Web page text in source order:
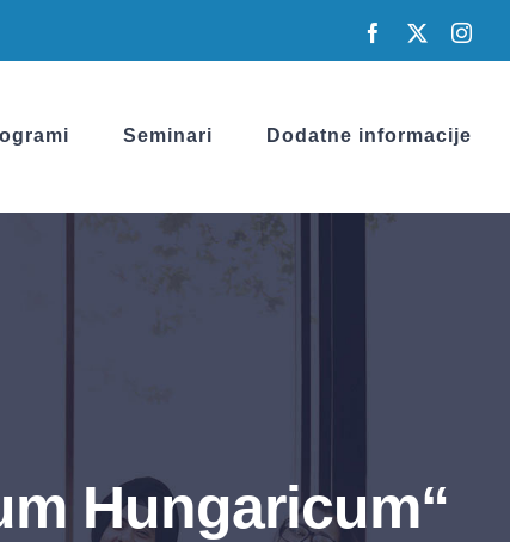
Facebook
Seminari Dodatne informacije
Hungaricum“